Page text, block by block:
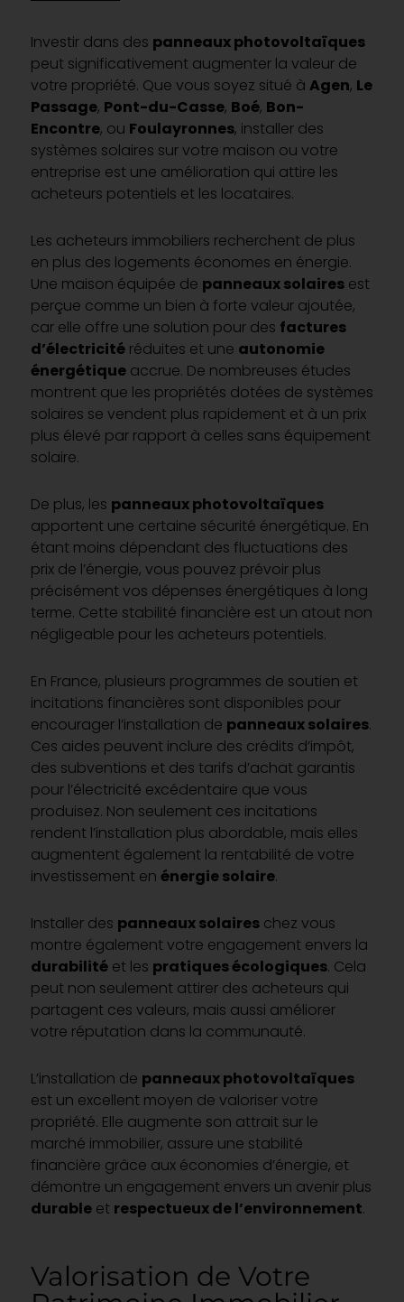
Investir dans des panneaux photovoltaïques
peut significativement augmenter la valeur de
votre propriété. Que vous soyez situé à Agen, Le
Passage, Pont-du-Casse, Boé, Bon-
Encontre, ou Foulayronnes, installer des
systèmes solaires sur votre maison ou votre
entreprise est une amélioration qui attire les
acheteurs potentiels et les locataires.
Les acheteurs immobiliers recherchent de plus
en plus des logements économes en énergie.
Une maison équipée de panneaux solairesest
perçue comme un bien à forte valeur ajoutée,
car elle offre une solution pour des factures
d’électricitéréduites et une autonomie
énergétiqueaccrue. De nombreuses études
montrent que les propriétés dotées de systèmes
solaires se vendent plus rapidement et à un prix
plus élevé par rapport à celles sans équipement
solaire.
De plus, les panneaux photovoltaïques
apportent une certaine sécurité énergétique. En
étant moins dépendant des fluctuations des
prix de l’énergie, vous pouvez prévoir plus
précisément vos dépenses énergétiques à long
terme. Cette stabilité financière est un atout non
négligeable pour les acheteurs potentiels.
En France, plusieurs programmes de soutien et
incitations financières sont disponibles pour
encourager l’installation de panneaux solaires.
Ces aides peuvent inclure des crédits d’impôt,
des subventions et des tarifs d’achat garantis
pour l’électricité excédentaire que vous
produisez. Non seulement ces incitations
rendent l’installation plus abordable, mais elles
augmentent également la rentabilité de votre
investissement en énergie solaire.
Installer des panneaux solaireschez vous
montre également votre engagement envers la
durabilitéet les pratiques écologiques. Cela
peut non seulement attirer des acheteurs qui
partagent ces valeurs, mais aussi améliorer
votre réputation dans la communauté.
L’installation de panneaux photovoltaïques
est un excellent moyen de valoriser votre
propriété. Elle augmente son attrait sur le
marché immobilier, assure une stabilité
financière grâce aux économies d’énergie, et
démontre un engagement envers un avenir plus
durableet respectueux de l’environnement.
Valorisation de Votre